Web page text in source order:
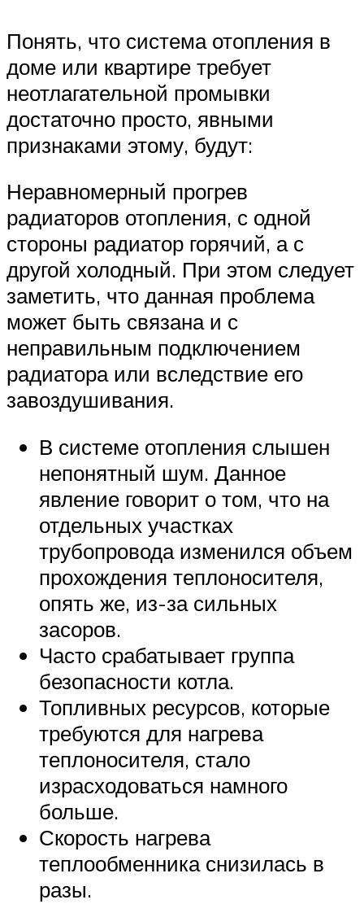
Понять, что система отопления в
доме или квартире требует
неотлагательной промывки
достаточно просто, явными
признаками этому, будут:
Неравномерный прогрев
радиаторов отопления, с одной
стороны радиатор горячий, а с
другой холодный. При этом следует
заметить, что данная проблема
может быть связана и с
неправильным подключением
радиатора или вследствие его
завоздушивания.
В системе отопления слышен
непонятный шум. Данное
явление говорит о том, что на
отдельных участках
трубопровода изменился объем
прохождения теплоносителя,
опять же, из-за сильных
засоров.
Часто срабатывает группа
безопасности котла.
Топливных ресурсов, которые
требуются для нагрева
теплоносителя, стало
израсходоваться намного
больше.
Скорость нагрева
теплообменника снизилась в
разы.